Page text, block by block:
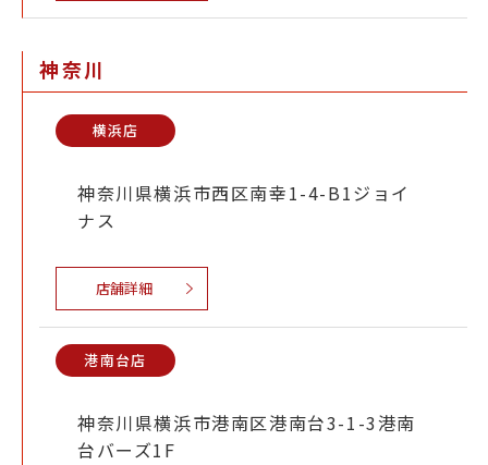
神奈川
横浜店
神奈川県横浜市西区南幸1-4-B1ジョイ
ナス
店舗詳細
港南台店
神奈川県横浜市港南区港南台3-1-3港南
台バーズ1F